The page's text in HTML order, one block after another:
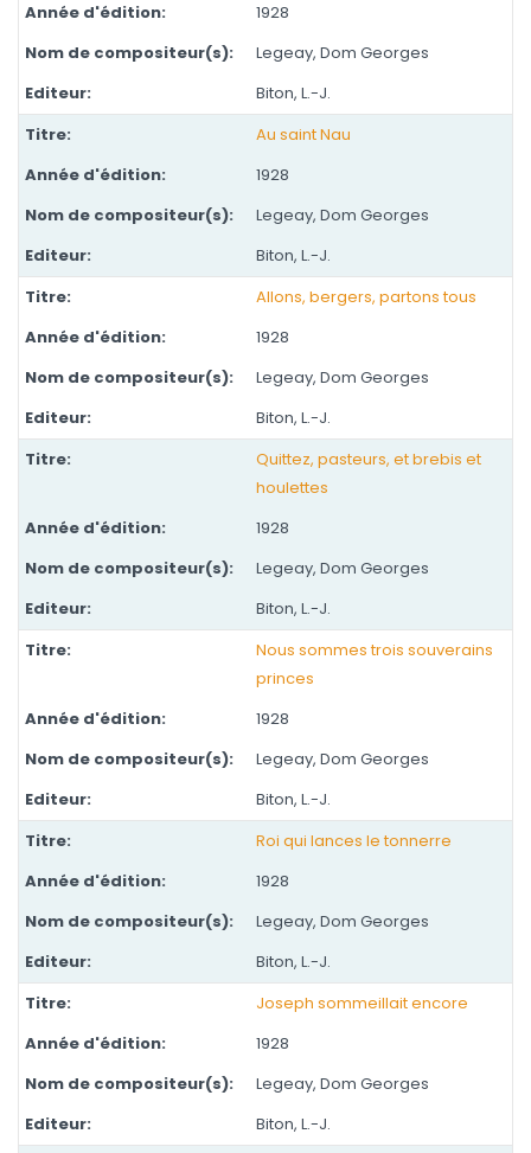
1928
Legeay, Dom Georges
Biton, L.-J.
Au saint Nau
1928
Legeay, Dom Georges
Biton, L.-J.
Allons, bergers, partons tous
1928
Legeay, Dom Georges
Biton, L.-J.
Quittez, pasteurs, et brebis et
houlettes
1928
Legeay, Dom Georges
Biton, L.-J.
Nous sommes trois souverains
princes
1928
Legeay, Dom Georges
Biton, L.-J.
Roi qui lances le tonnerre
1928
Legeay, Dom Georges
Biton, L.-J.
Joseph sommeillait encore
1928
Legeay, Dom Georges
Biton, L.-J.